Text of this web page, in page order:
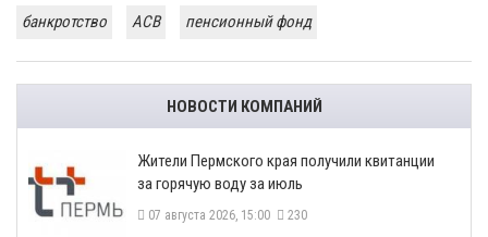
банкротство
АСВ пенсионный фонд
НОВОСТИ КОМПАНИЙ
​Жители Пермского края получили квитанции
за горячую воду за июль
07 августа 2026, 15:00 230